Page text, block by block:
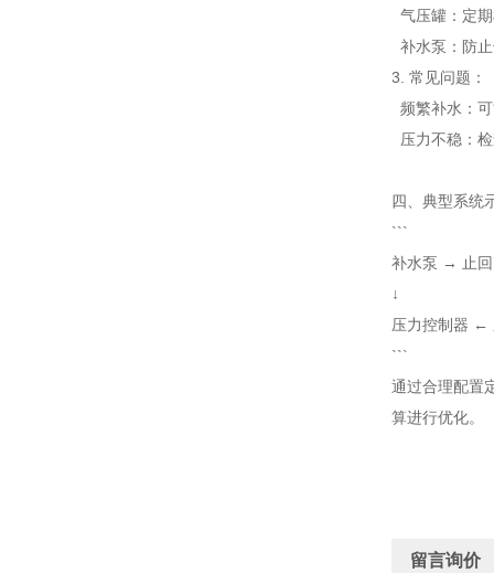
气压罐 ：定期
补水泵 ：防止
3 常见问题 ：
频繁补水 ：
压力不稳 ：
四 、典型系统
```
补水泵 → 止
↓
压力控制器 ←
```
通过合理配置
算进行优化。
留言询价